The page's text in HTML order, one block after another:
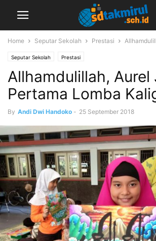
Home Seputar Sekolah Prestasi
Seputar Sekolah Prestasi
Allhamdulillah, Aurel
Pertama Lomba
By Andi Dwi Handoko - 25 September 2018